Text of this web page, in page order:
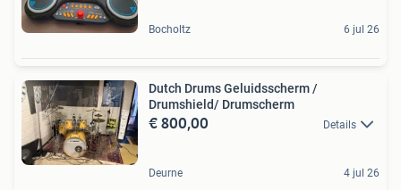
Bocholtz 6 jul 26
Dutch Drums Geluidsscherm /
Drumshield/ Drumscherm
€ 800,00 Details
Deurne 4 jul 26